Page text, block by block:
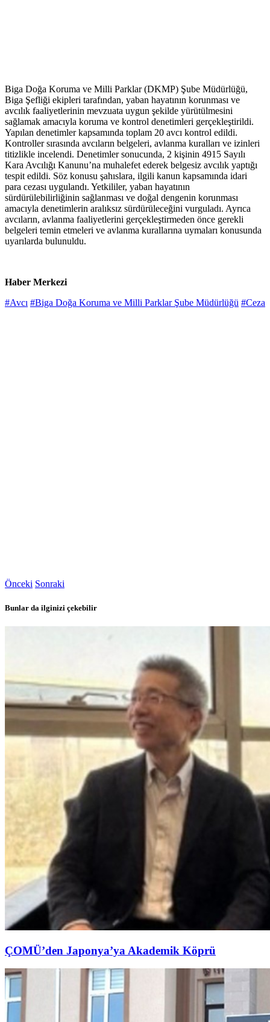
Biga Doğa Koruma ve Milli Parklar (DKMP) Şube Müdürlüğü,
Biga Şefliği ekipleri tarafından, yaban hayatının korunması ve
avcılık faaliyetlerinin mevzuata uygun şekilde yürütülmesini
sağlamak amacıyla koruma ve kontrol denetimleri gerçekleştirildi.
Yapılan denetimler kapsamında toplam 20 avcı kontrol edildi.
Kontroller sırasında avcıların belgeleri, avlanma kuralları ve izinleri
titizlikle incelendi. Denetimler sonucunda, 2 kişinin 4915 Sayılı
Kara Avcılığı Kanunu’na muhalefet ederek belgesiz avcılık yaptığı
tespit edildi. Söz konusu şahıslara, ilgili kanun kapsamında idari
para cezası uygulandı. Yetkililer, yaban hayatının
sürdürülebilirliğinin sağlanması ve doğal dengenin korunması
amacıyla denetimlerin aralıksız sürdürüleceğini vurguladı. Ayrıca
avcıların, avlanma faaliyetlerini gerçekleştirmeden önce gerekli
belgeleri temin etmeleri ve avlanma kurallarına uymaları konusunda
uyarılarda bulunuldu.
Haber Merkezi
#Avcı #Biga Doğa Koruma ve Milli Parklar Şube Müdürlüğü #Ceza
Önceki Sonraki
Bunlar da ilginizi çekebilir
ÇOMÜ’den Japonya’ya Akademik Köprü